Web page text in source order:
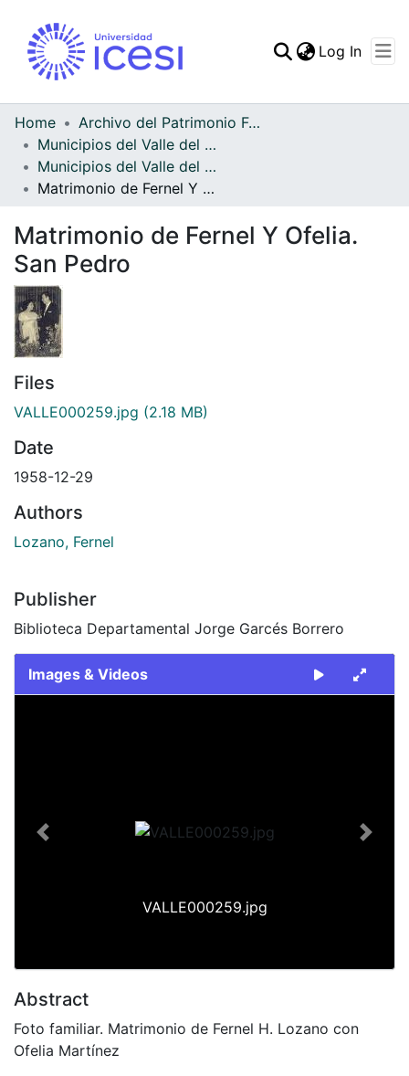
Log In
Home
Archivo del Patrimonio Fotográfico y Fílmico del Valle del Cauca
Municipios del Valle del Cauca
Municipios del Valle del Cauca
Matrimonio de Fernel Y Ofelia. San Pedro
Matrimonio de Fernel Y Ofelia.
San Pedro
Files
VALLE000259.jpg (2.18 MB)
Date
1958-12-29
Authors
Lozano, Fernel
Publisher
Biblioteca Departamental Jorge Garcés Borrero
Images & Videos
VALLE000259.jpg
Previous Next
Abstract
Foto familiar. Matrimonio de Fernel H. Lozano con
Ofelia Martínez